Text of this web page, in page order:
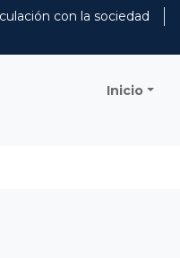
con la sociedad
Inicio